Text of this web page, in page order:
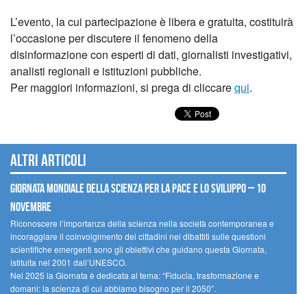
L’evento, la cui partecipazione è libera e gratuita, costituirà
l’occasione per discutere il fenomeno della
disinformazione con esperti di dati, giornalisti investigativi,
analisti regionali e istituzioni pubbliche.
Per maggiori informazioni, si prega di cliccarequi.
Altri articoli
Giornata mondiale della scienza per la pace e lo sviluppo – 10
novembre
Riconoscere l’importanza della scienza nella società contemporanea e
incoraggiare il coinvolgimento dei cittadini nei dibattiti sulle questioni
scientifiche emergenti sono gli obiettivi che guidano questa Giornata,
istituita nel 2001 dall’UNESCO.
Nel 2025 la Giornata è dedicata al tema: “Fiducia, trasformazione e
domani: la scienza di cui abbiamo bisogno per il 2050”.